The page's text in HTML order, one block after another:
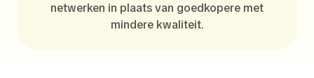
netwerken in plaats van goedkopere met
mindere kwaliteit.